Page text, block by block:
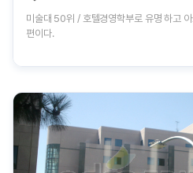
미술대 50위 / 호텔경영학부로 유명 하고 아트분야에서는 건축이 유명한
편이다.